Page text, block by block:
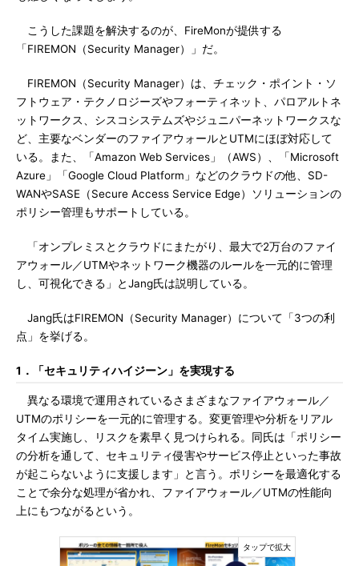
こうした課題を解決するのが、FireMonが提供する
「FIREMON（Security Manager）」だ。
FIREMON（Security Manager）は、チェック・ポイント・ソ
フトウェア・テクノロジーズやフォーティネット、パロアルトネ
ットワークス、シスコシステムズやジュニパーネットワークスな
ど、主要なベンダーのファイアウォールとUTMにほぼ対応して
いる。また、「Amazon Web Services」（AWS）、「Microsoft
Azure」「Google Cloud Platform」などのクラウドの他、SD-
WANやSASE（Secure Access Service Edge）ソリューションの
ポリシー管理もサポートしている。
「オンプレミスとクラウドにまたがり、最大で2万台のファイ
アウォール／UTMやネットワーク機器のルールを一元的に管理
し、可視化できる」とJang氏は説明している。
Jang氏はFIREMON（Security Manager）について「3つの利
点」を挙げる。
1．「セキュリティハイジーン」を実現する
異なる環境で運用されているさまざまなファイアウォール／
UTMのポリシーを一元的に管理する。変更管理や分析をリアル
タイム実施し、リスクを素早く見つけられる。同氏は「ポリシー
の分析を通して、セキュリティ侵害やサービス停止といった事故
が起こらないように支援します」と言う。ポリシーを最適化する
ことで余分な処理が省かれ、ファイアウォール／UTMの性能向
上にもつながるという。